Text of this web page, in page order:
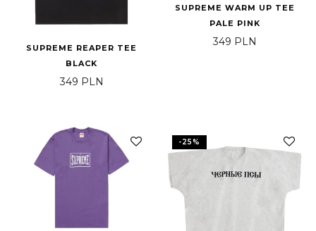
SUPREME REAPER TEE
BLACK
349 PLN
SUPREME WARM UP TEE
PALE PINK
349 PLN
-25%